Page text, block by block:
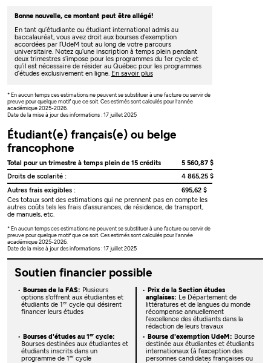
Bonne nouvelle, ce montant peut être allégé!
En tant qu’étudiante ou étudiant international admis au
baccalauréat, vous avez droit aux bourses d’exemption
accordées par l’UdeM tout au long de votre parcours
universitaire. Notez qu’une inscription à temps plein pendant
deux trimestres s’impose pour les programmes du 1er cycle et
qu’il est nécessaire de résider au Québec pour les programmes
d’études exclusivement en ligne. En savoir plus
* En aucun temps ces estimations ne peuvent se substituer à une facture ou servir de
preuve pour quelque motif que ce soit. Ces estimés sont calculés pour l’année
académique 2025-2026.
Date de la mise à jour des informations : 17 juillet 2025
Étudiant(e) français(e) ou belge
francophone
Total pour un trimestre à temps plein de 15 crédits
5 560,87 $
Droits de scolarité :
4 865,25 $
Autres frais exigibles :
695,62 $
Ces totaux sont des estimations qui ne prennent pas en compte les
autres coûts tels les frais d’assurances, de résidence, de transport,
de manuels, etc.
* En aucun temps ces estimations ne peuvent se substituer à une facture ou servir de
preuve pour quelque motif que ce soit. Ces estimés sont calculés pour l’année
académique 2025-2026.
Date de la mise à jour des informations : 17 juillet 2025
Soutien financier possible
Bourses de la FAS: Plusieurs
options s'offrent aux étudiantes et
étudiants de 1ercycle qui désirent
financer leurs études
Prix de la Section études
anglaises: Le Département de
littératures et de langues du monde
récompense annuellement
l’excellence des étudiants dans la
rédaction de leurs travaux
Bourses d'études au 1 ercycle:
Bourses destinées aux étudiantes et
étudiants inscrits dans un
programme de 1 ercycle
Bourse d'exemption UdeM: Bourse
destinée aux étudiantes et étudiants
internationaux (à l’exception des
personnes candidates françaises ou